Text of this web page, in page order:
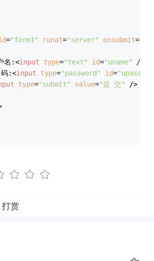
="form1" runat="server" onsubmit=
名:
<input type="text" id="uname" />
:
<input type="password" id="upass"
type="submit" value="提 交"
/>
打赏